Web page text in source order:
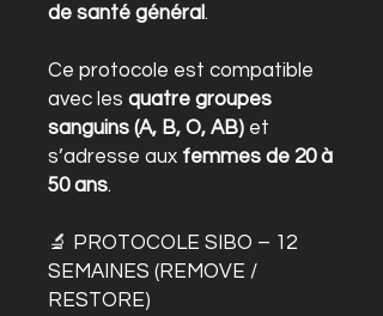
de santé général.
Ce protocole est compatible
avec les quatre groupes
sanguins (A, B, O, AB) et
s’adresse aux femmes de 20 à
50 ans.
🔬 PROTOCOLE SIBO – 12
SEMAINES (REMOVE /
RESTORE)